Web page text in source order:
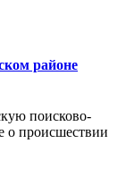
районе
поисково-
о происшествии